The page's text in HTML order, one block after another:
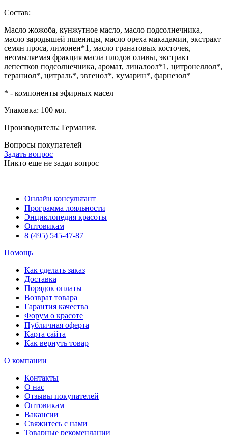
Состав:
Масло жожоба, кунжутное масло, масло подсолнечника,
масло зародышей пшеницы, масло ореха макадамии, экстракт
семян проса, лимонен*1, масло гранатовых косточек,
неомыляемая фракция масла плодов оливы, экстракт
лепестков подсолнечника, аромат, линалоол*1, цитронеллол*,
гераниол*, цитраль*, эвгенол*, кумарин*, фарнезол*
* - компоненты эфирных масел
Упаковка: 100 мл.
Производитель: Германия.
Вопросы покупателей
Задать вопрос
Никто еще не задал вопрос
Онлайн консультант
Программа лояльности
Энциклопедия красоты
Оптовикам
8 (495) 545-47-87
Помощь
Как сделать заказ
Доставка
Порядок оплаты
Возврат товара
Гарантия качества
Форум о красоте
Публичная оферта
Карта сайта
Как вернуть товар
О компании
Контакты
О нас
Отзывы покупателей
Оптовикам
Вакансии
Свяжитесь с нами
Товарные рекомендации